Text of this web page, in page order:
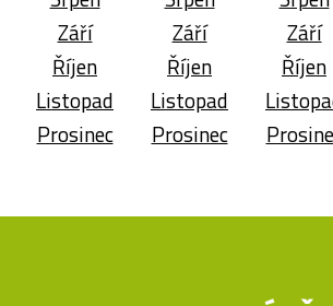
Září
Říjen
Listopad
Prosinec
Září
Říjen
Listopad
Prosinec
Září
Říjen